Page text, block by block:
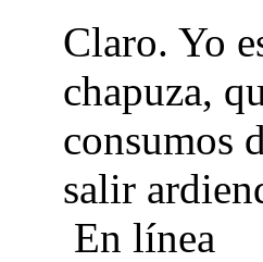
Claro. Yo
chapuza,
consumos
salir
En línea